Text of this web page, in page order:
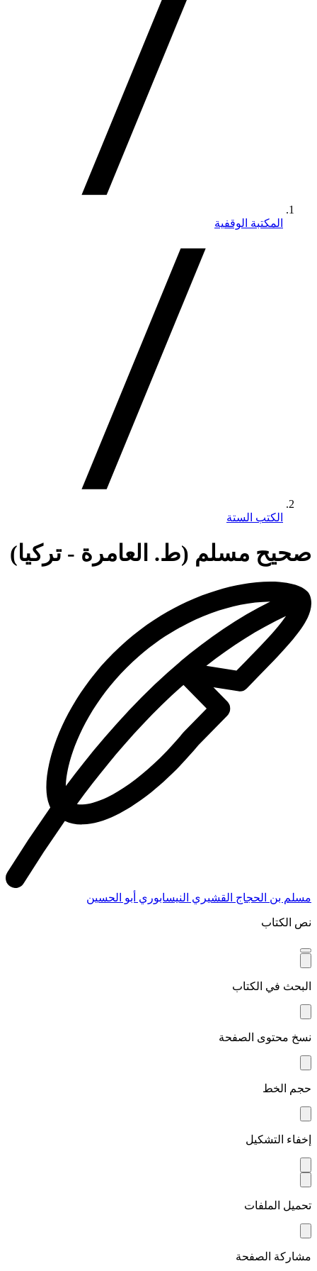
المكتبة الوقفية
الكتب الستة
صحيح مسلم (ط. العامرة - تركيا)
مسلم بن الحجاج القشيري النيسابوري أبو الحسين
نص الكتاب
البحث في الكتاب
نسخ محتوى الصفحة
حجم الخط
إخفاء التشكيل
تحميل الملفات
مشاركة الصفحة